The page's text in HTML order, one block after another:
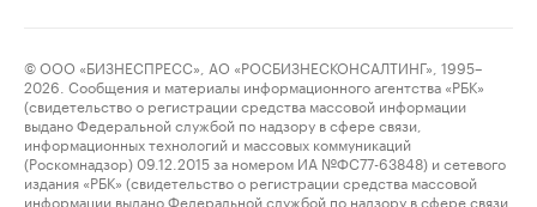
© ООО «БИЗНЕСПРЕСС», АО «РОСБИЗНЕСКОНСАЛТИНГ», 1995–
2026. Сообщения и материалы информационного агентства «РБК»
(свидетельство о регистрации средства массовой информации
выдано Федеральной службой по надзору в сфере связи,
информационных технологий и массовых коммуникаций
(Роскомнадзор) 09.12.2015 за номером ИА №ФС77-63848) и сетевого
издания «РБК» (свидетельство о регистрации средства массовой
информации выдано Федеральной службой по надзору в сфере связи,